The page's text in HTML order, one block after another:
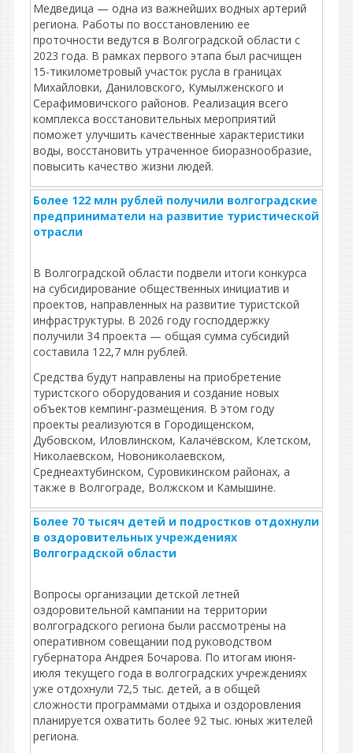
Медведица — одна из важнейших водных артерий
региона. Работы по восстановлению ее
проточности ведутся в Волгоградской области с
2023 года. В рамках первого этапа был расчищен
15-тикилометровый участок русла в границах
Михайловки, Даниловского, Кумылженского и
Серафимовичского районов. Реализация всего
комплекса восстановительных мероприятий
поможет улучшить качественные характеристики
воды, восстановить утраченное биоразнообразие,
повысить качество жизни людей.
Более 122 млн рублей получили волгоградские
предприниматели на развитие туристической
отрасли
В Волгоградской области подвели итоги конкурса
на субсидирование общественных инициатив и
проектов, направленных на развитие туристской
инфраструктуры. В 2026 году господдержку
получили 34 проекта — общая сумма субсидий
составила 122,7 млн рублей.
Средства будут направлены на приобретение
туристского оборудования и создание новых
объектов кемпинг‑размещения. В этом году
проекты реализуются в Городищенском,
Дубовском, Иловлинском, Калачёвском, Клетском,
Николаевском, Новониколаевском,
Среднеахтубинском, Суровикинском районах, а
также в Волгограде, Волжском и Камышине.
Более 70 тысяч детей и подростков отдохнули
в оздоровительных учреждениях
Волгоградской области
Вопросы организации детской летней
оздоровительной кампании на территории
волгоградского региона были рассмотрены на
оперативном совещании под руководством
губернатора Андрея Бочарова. По итогам июня-
июля текущего года в волгоградских учреждениях
уже отдохнули 72,5 тыс. детей, а в общей
сложности программами отдыха и оздоровления
планируется охватить более 92 тыс. юных жителей
региона.